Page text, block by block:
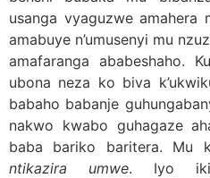
usanga vyaguzwe amahera
amabuye n’umusenyi mu
amafaranga ababeshaho.
ubona neza ko biva
babaho babanje
nakwo kwabo guhagaze
baba bariko baritera. Mu
ntikazira umwe. Iyo